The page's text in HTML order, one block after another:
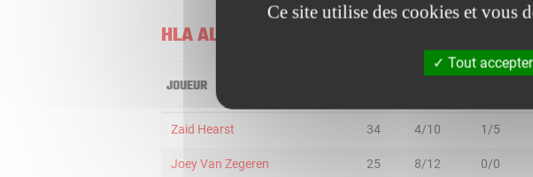
HLA ALICANTE
JOUEUR
Zaid Hearst 34 4/10 1/5
Joey Van Zegeren 25 8/12 0/0
Ce site utilise des cookies et vous
Tout accepter